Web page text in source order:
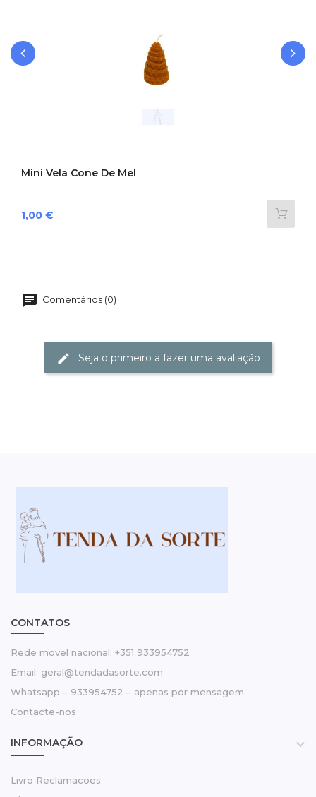
Mini Vela Cone De Mel
Preço
1,00 €
Comentários (0)
Seja o primeiro a fazer uma avaliação
CONTATOS
Rede movel nacional: +351 933954752
Email: geral@tendadasorte.com
Whatsapp – 933954752 – apenas por mensagem
Contacte-nos
INFORMAÇÃO 
Livro Reclamacoes